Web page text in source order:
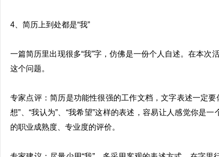
4、简历上到处都是“我”
一篇简历里出现很多“我”字，仿佛是一份个人自述。在本次
这个问题。
专家点评：简历是功能性很强的工作文档，文字表述一定
想”、“我认为”、“我希望”这样的表述，容易让人感觉你是
的职业成熟度、专业度的评价。